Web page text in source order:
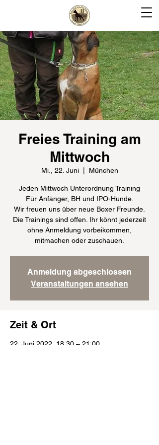
Freies Training am
Mittwoch
Mi., 22. Juni
  |
München
Jeden Mittwoch Unterordnung Training
Für Anfänger, BH und IPO-Hunde.
Wir freuen uns über neue Boxer Freunde.
Die Trainings sind offen. Ihr könnt jederzeit
ohne Anmeldung vorbeikommen,
mitmachen oder zuschauen.
Anmeldung abgeschlossen
Veranstaltungen ansehen
Zeit & Ort
22. Juni 2022, 18:30 – 21:00